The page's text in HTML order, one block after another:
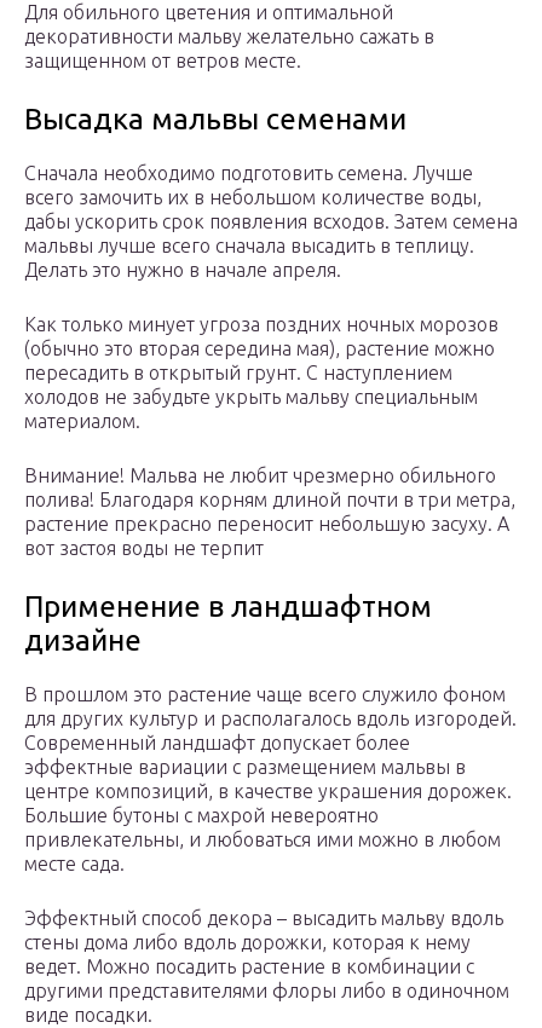
Для обильного цветения и оптимальной
декоративности мальву желательно сажать в
защищенном от ветров месте.
Высадка мальвы семенами
Сначала необходимо подготовить семена. Лучше
всего замочить их в небольшом количестве воды,
дабы ускорить срок появления всходов. Затем семена
мальвы лучше всего сначала высадить в теплицу.
Делать это нужно в начале апреля.
Как только минует угроза поздних ночных морозов
(обычно это вторая середина мая), растение можно
пересадить в открытый грунт. С наступлением
холодов не забудьте укрыть мальву специальным
материалом.
Внимание! Мальва не любит чрезмерно обильного
полива! Благодаря корням длиной почти в три метра,
растение прекрасно переносит небольшую засуху. А
вот застоя воды не терпит
Применение в ландшафтном
дизайне
В прошлом это растение чаще всего служило фоном
для других культур и располагалось вдоль изгородей.
Современный ландшафт допускает более
эффектные вариации с размещением мальвы в
центре композиций, в качестве украшения дорожек.
Большие бутоны с махрой невероятно
привлекательны, и любоваться ими можно в любом
месте сада.
Эффектный способ декора – высадить мальву вдоль
стены дома либо вдоль дорожки, которая к нему
ведет. Можно посадить растение в комбинации с
другими представителями флоры либо в одиночном
виде посадки.